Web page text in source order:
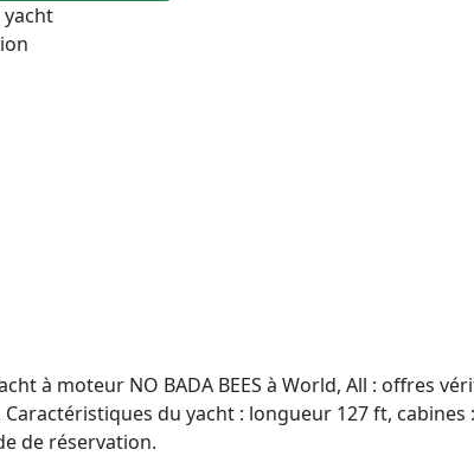
à moteur NO BADA BEES à World, All : offres
du yacht : longueur 127 ft,
de réservation.